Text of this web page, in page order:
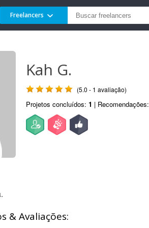
Freelancers
Kah G.
(5.0 - 1 avaliação)
Projetos concluídos: 1 | Recomendações:
& Avaliações: